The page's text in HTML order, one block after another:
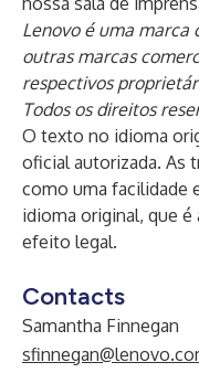
Lenovo é uma marca
outras marcas
respectivos
Todos os direitos
O texto no idioma
oficial autorizada. As
como uma facilidade
idioma original, que
efeito legal.
Contacts
Samantha Finnegan